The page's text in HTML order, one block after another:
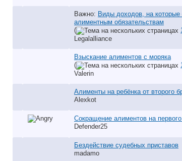
Важно: Виды доходов, на
алиментным обязательствам
(
Legalalliance
Взыскание алиментов с моряка
(
Valerin
Алименты на ребёнка от второго
Alexkot
Сокращение алиментов на
Defender25
Бездействие судебных приставов
madamo